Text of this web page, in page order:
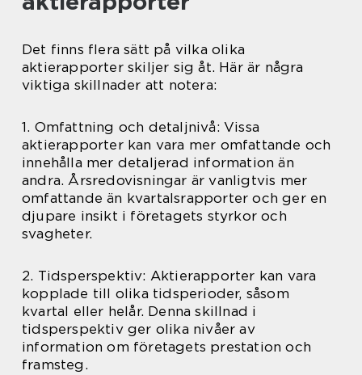
Det finns flera sätt på vilka olika
aktierapporter skiljer sig åt. Här är några
viktiga skillnader att notera:
1. Omfattning och detaljnivå: Vissa
aktierapporter kan vara mer omfattande och
innehålla mer detaljerad information än
andra. Årsredovisningar är vanligtvis mer
omfattande än kvartalsrapporter och ger en
djupare insikt i företagets styrkor och
svagheter.
2. Tidsperspektiv: Aktierapporter kan vara
kopplade till olika tidsperioder, såsom
kvartal eller helår. Denna skillnad i
tidsperspektiv ger olika nivåer av
information om företagets prestation och
framsteg.